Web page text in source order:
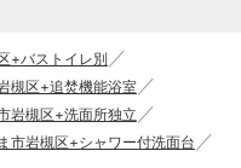
+バストイレ別
槻区+追焚機能浴室
岩槻区+洗面所独立
市岩槻区+シャワー付洗面台